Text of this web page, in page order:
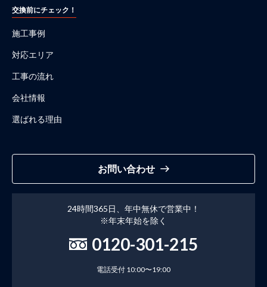
交換前にチェック！
施工事例
対応エリア
工事の流れ
会社情報
選ばれる理由
お問い合わせ
24時間365日、年中無休で営業中！
※年末年始を除く
0120-301-215
電話受付 10:00〜19:00